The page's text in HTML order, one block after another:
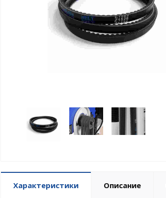
Характеристики Описание